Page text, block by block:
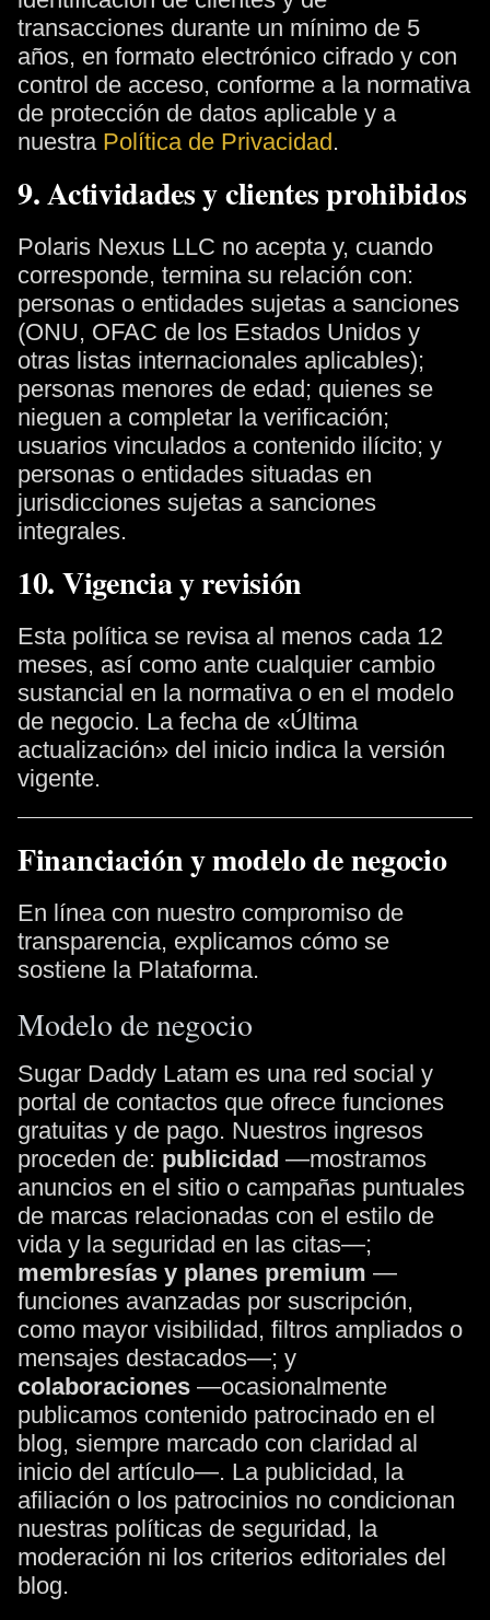
transacciones durante un mínimo de 5
años, en formato electrónico cifrado y con
control de acceso, conforme a la normativa
de protección de datos aplicable y a
nuestra Política de Privacidad.
9. Actividades y clientes prohibidos
Polaris Nexus LLC no acepta y, cuando
corresponde, termina su relación con:
personas o entidades sujetas a sanciones
(ONU, OFAC de los Estados Unidos y
otras listas internacionales aplicables);
personas menores de edad; quienes se
nieguen a completar la verificación;
usuarios vinculados a contenido ilícito; y
personas o entidades situadas en
jurisdicciones sujetas a sanciones
integrales.
10. Vigencia y revisión
Esta política se revisa al menos cada 12
meses, así como ante cualquier cambio
sustancial en la normativa o en el modelo
de negocio. La fecha de «Última
actualización» del inicio indica la versión
vigente.
Financiación y modelo de negocio
En línea con nuestro compromiso de
transparencia, explicamos cómo se
sostiene la Plataforma.
Modelo de negocio
Sugar Daddy Latam es una red social y
portal de contactos que ofrece funciones
gratuitas y de pago. Nuestros ingresos
proceden de: publicidad —mostramos
anuncios en el sitio o campañas puntuales
de marcas relacionadas con el estilo de
vida y la seguridad en las citas—;
membresías y planes premium —
funciones avanzadas por suscripción,
como mayor visibilidad, filtros ampliados o
mensajes destacados—; y
colaboraciones —ocasionalmente
publicamos contenido patrocinado en el
blog, siempre marcado con claridad al
inicio del artículo—. La publicidad, la
afiliación o los patrocinios no condicionan
nuestras políticas de seguridad, la
moderación ni los criterios editoriales del
blog.